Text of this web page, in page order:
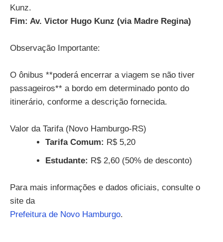
Kunz.
Fim: Av. Victor Hugo Kunz (via Madre Regina)
Observação Importante:
O ônibus **poderá encerrar a viagem se não tiver
passageiros** a bordo em determinado ponto do
itinerário, conforme a descrição fornecida.
Valor da Tarifa (Novo Hamburgo-RS)
Tarifa Comum: R$ 5,20
Estudante: R$ 2,60 (50% de desconto)
Para mais informações e dados oficiais, consulte o
site da
Prefeitura de Novo Hamburgo.